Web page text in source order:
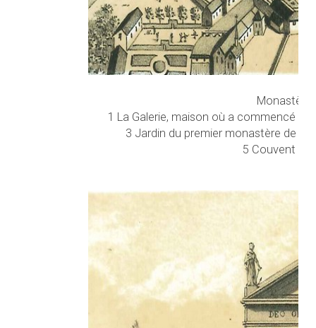
Monastère
1 La Galerie, maison où a commencé
3 Jardin du premier monastère de la
5 Couvent